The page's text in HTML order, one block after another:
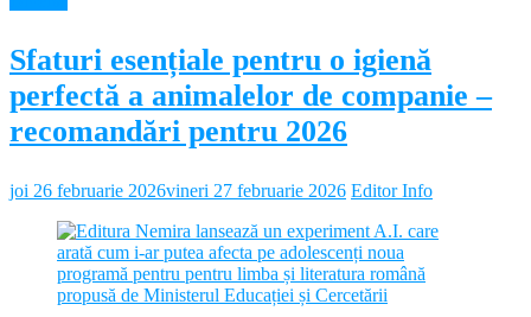
Sfaturi esențiale pentru o igienă
perfectă a animalelor de companie –
recomandări pentru 2026
joi 26 februarie 2026vineri 27 februarie 2026 Editor Info